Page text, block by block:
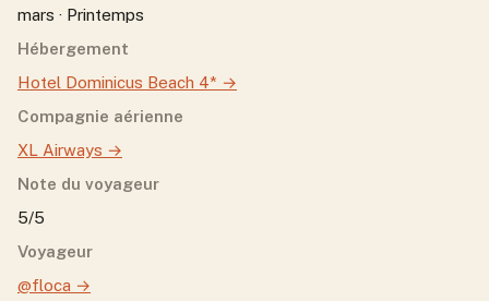
mars · Printemps
Hébergement
Hotel Dominicus Beach 4* →
Compagnie aérienne
XL Airways →
Note du voyageur
5/5
Voyageur
@floca →